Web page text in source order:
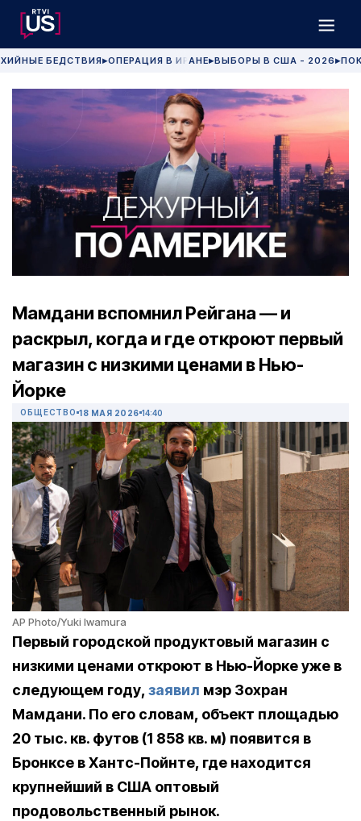
БЕДСТВИЯ▶ОПЕРАЦИЯ В ИРАНЕ▶ВЫБОРЫ В США - 2026 ▶
Мамдани вспомнил Рейгана — и
раскрыл, когда и где откроют первый
магазин с низкими ценами в Нью-
Йорке
ОБЩЕСТВО 18 МАЯ 2026 14:40
AP Photo/Yuki Iwamura
Первый городской продуктовый магазин с
низкими ценами откроют в Нью-Йорке уже в
следующем году, заявил мэр Зохран
Мамдани. По его словам, объект площадью
20 тыс. кв. футов (1 858 кв. м) появится в
Бронксе в Хантс-Пойнте, где находится
крупнейший в США оптовый
продовольственный рынок.